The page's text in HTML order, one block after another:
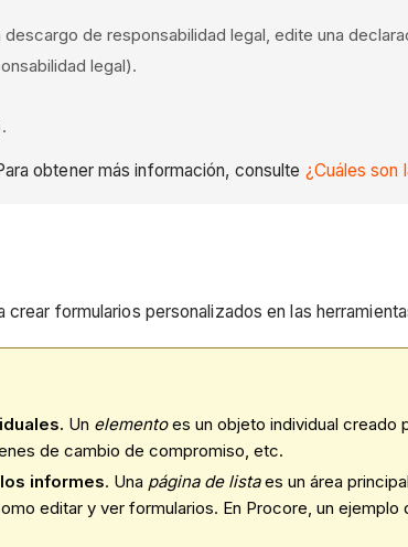
de responsabilidad legal, edite una
legal).
obtener más información, consulte ¿Cuáles son
formularios personalizados en las
Un elementoes un objeto individual creado
de cambio de compromiso, etc.
informes. Una página de listaes un área
editar y ver formularios. En Procore, un ejemplo